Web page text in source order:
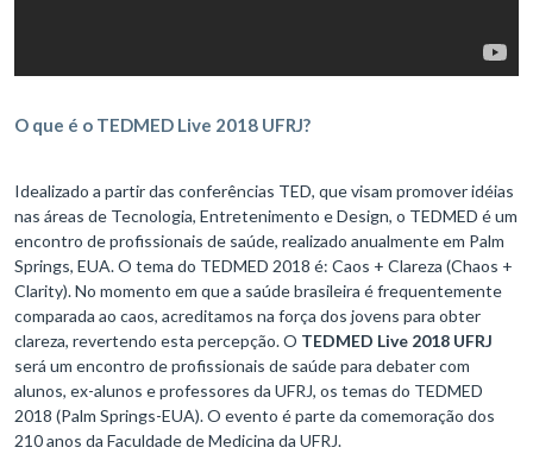
O que é o TEDMED Live 2018 UFRJ?
Idealizado a partir das conferências TED, que visam promover idéias
nas áreas de Tecnologia, Entretenimento e Design, o TEDMED é um
encontro de profissionais de saúde, realizado anualmente em Palm
Springs, EUA. O tema do TEDMED 2018 é: Caos + Clareza (Chaos +
Clarity). No momento em que a saúde brasileira é frequentemente
comparada ao caos, acreditamos na força dos jovens para obter
clareza, revertendo esta percepção. O TEDMED Live 2018 UFRJ
será um encontro de profissionais de saúde para debater com
alunos, ex-alunos e professores da UFRJ, os temas do TEDMED
2018 (Palm Springs-EUA). O evento é parte da comemoração dos
210 anos da Faculdade de Medicina da UFRJ.